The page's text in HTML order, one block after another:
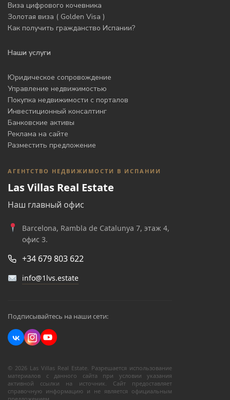
Виза цифрового кочевника
Золотая виза ( Golden Visa )
Как получить гражданство Испании?
Наши услуги
Юридическое сопровождение
Управление недвижимостью
Покупка недвижимости с порталов
Инвестиционный консалтинг
Банковские активы
Реклама на сайте
Разместить предложение
АГЕНТСТВО НЕДВИЖИМОСТИ В ИСПАНИИ
Las Villas Real Estate
Наш главный офис
Barcelona, Rambla de Catalunya 7, этаж 4,
офис 3.
+34 679 803 622
info@1lvs.estate
Подписывайтесь на наши сети:
© 2026 Las Villas Real Estate. Разрешается использование
материалов с данного сайта при условии указания
активной ссылки на источник. Сайт предоставляет
справочную информацию и не является официальным